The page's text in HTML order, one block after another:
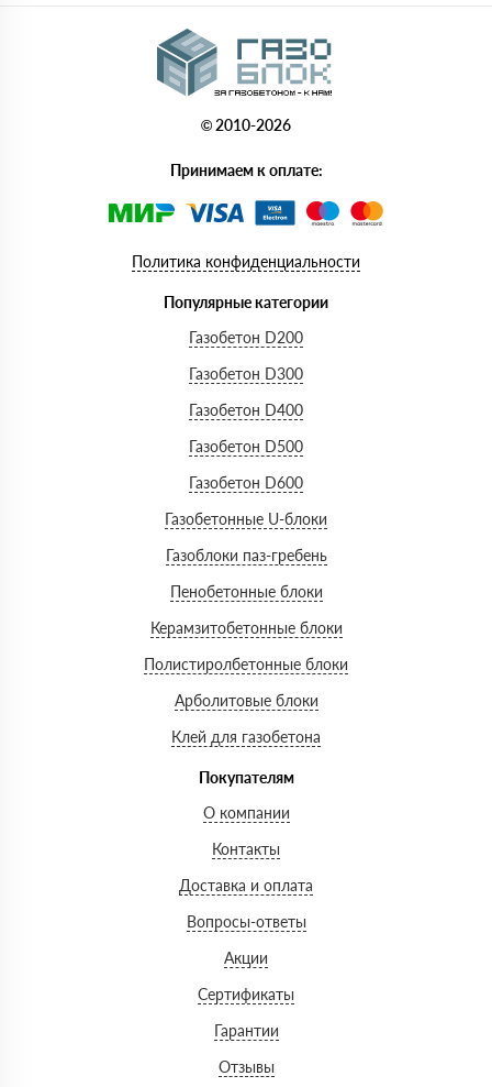
© 2010-2026
Принимаем к оплате:
Политика конфиденциальности
Популярные категории
Газобетон D200
Газобетон D300
Газобетон D400
Газобетон D500
Газобетон D600
Газобетонные U-блоки
Газоблоки паз-гребень
Пенобетонные блоки
Керамзитобетонные блоки
Полистиролбетонные блоки
Арболитовые блоки
Клей для газобетона
Покупателям
О компании
Контакты
Доставка и оплата
Вопросы-ответы
Акции
Сертификаты
Гарантии
Отзывы